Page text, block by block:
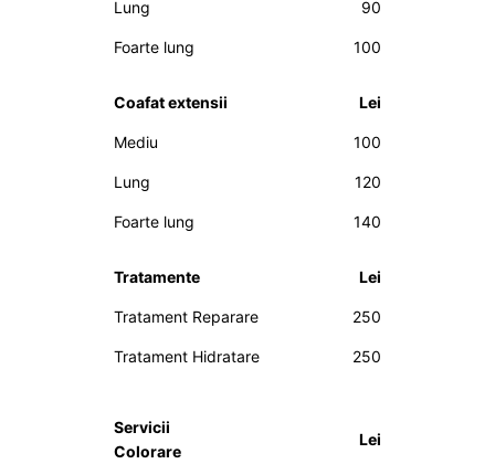
Lung 90
Foarte lung 100
Coafat extensii Lei
Mediu 100
Lung 120
Foarte lung 140
Tratamente Lei
Tratament Reparare 250
Tratament Hidratare 250
Servicii
Colorare
Lei